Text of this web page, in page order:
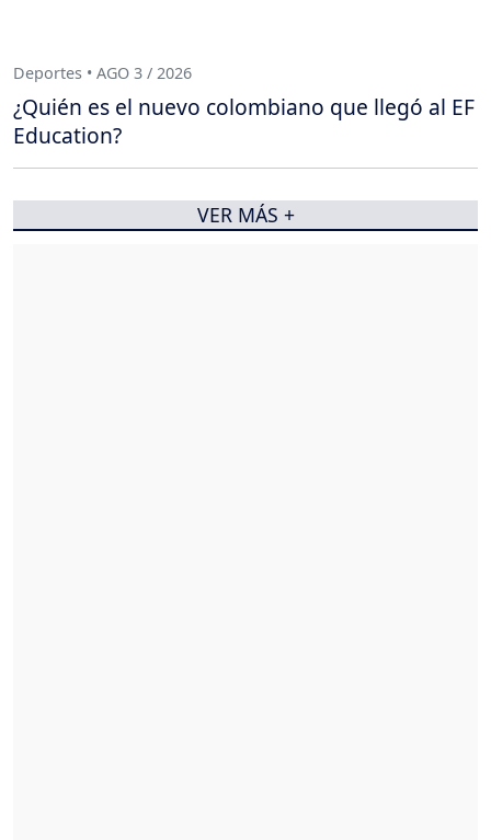
Deportes • AGO 3 / 2026
¿Quién es el nuevo colombiano que llegó al EF
Education?
VER MÁS +